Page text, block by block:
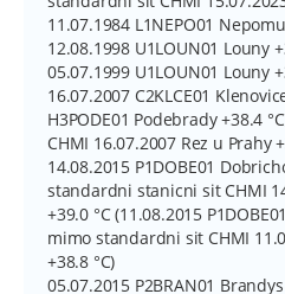
11.07.1984 L1NEPO01
12.08.1998 U1LOUN01 Louny
05.07.1999 U1LOUN01 Louny
16.07.2007 C2KLCE01
H3PODE01 Podebrady +38.4
CHMI 16.07.2007 Rez u Prahy
14.08.2015 P1DOBE01
standardni stanicni sit CHMI
+39.0 °C (11.08.2015
mimo standardni sit CHMI
+38.8 °C)
05.07.2015 P2BRAN01